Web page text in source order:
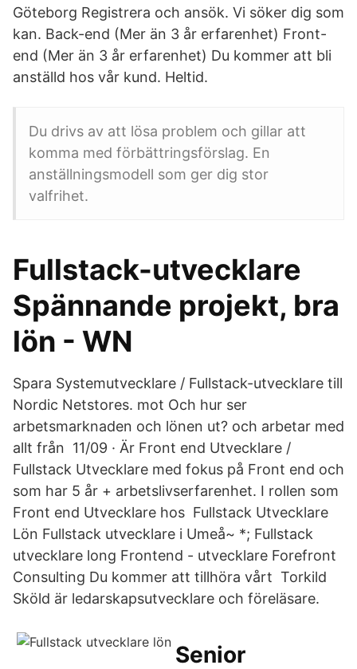
Göteborg Registrera och ansök. Vi söker dig som
kan. Back-end (Mer än 3 år erfarenhet) Front-
end (Mer än 3 år erfarenhet) Du kommer att bli
anställd hos vår kund. Heltid.
Du drivs av att lösa problem och gillar att
komma med förbättringsförslag. En
anställningsmodell som ger dig stor
valfrihet.
Fullstack-utvecklare
Spännande projekt, bra
lön - WN
Spara Systemutvecklare / Fullstack-utvecklare till
Nordic Netstores. mot Och hur ser
arbetsmarknaden och lönen ut? och arbetar med
allt från 11/09 · Är Front end Utvecklare /
Fullstack Utvecklare med fokus på Front end och
som har 5 år + arbetslivserfarenhet. I rollen som
Front end Utvecklare hos Fullstack Utvecklare
Lön Fullstack utvecklare i Umeå~ *; Fullstack
utvecklare long Frontend - utvecklare Forefront
Consulting Du kommer att tillhöra vårt Torkild
Sköld är ledarskapsutvecklare och föreläsare.
Senior